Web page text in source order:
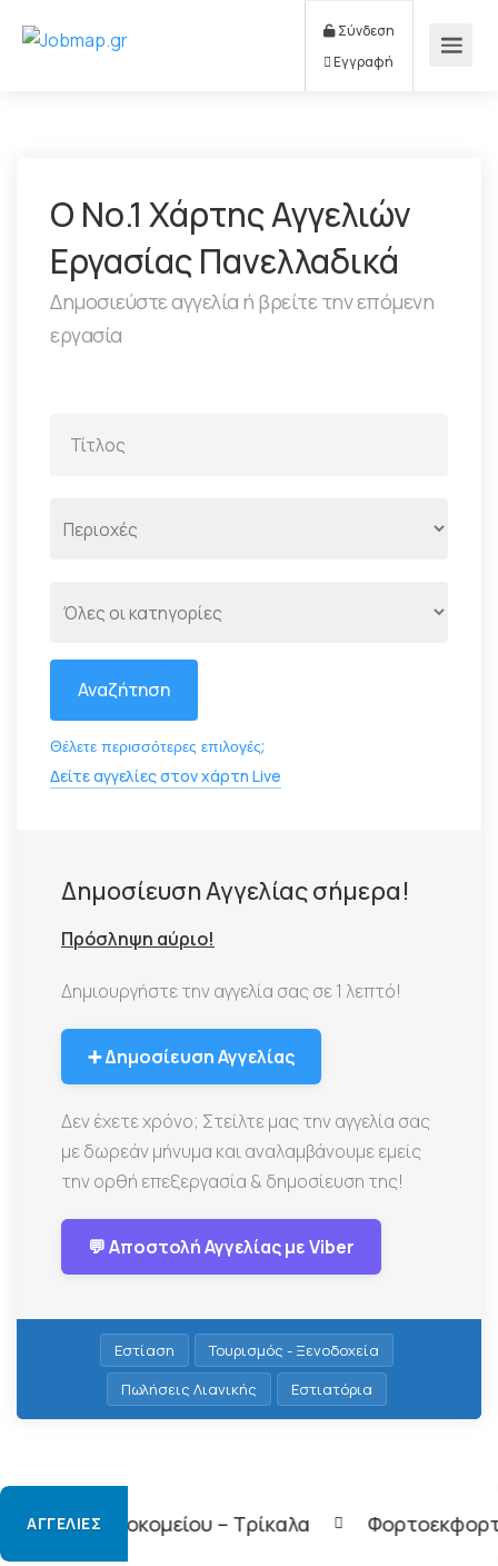
Σύνδεση
Εγγραφή
Ο Νο.1 Χάρτης Αγγελιών
Εργασίας Πανελλαδικά
Δημοσιεύστε αγγελία ή βρείτε την επόμενη
εργασία
Αναζήτηση
Θέλετε περισσότερες επιλογές;
Δείτε αγγελίες στον χάρτη Live
Δημοσίευση Αγγελίας σήμερα!
Πρόσληψη αύριο!
Δημιουργήστε την αγγελία σας σε 1 λεπτό!
➕ Δημοσίευση Αγγελίας
Δεν έχετε χρόνο; Στείλτε μας την αγγελία σας
με δωρεάν μήνυμα και αναλαμβάνουμε εμείς
την ορθή επεξεργασία & δημοσίευση της!
💬 Αποστολή Αγγελίας με Viber
Εστίαση
Τουρισμός - Ξενοδοχεία
Πωλήσεις Λιανικής
Εστιατόρια
ΑΓΓΕΛΊΕΣ
– Τρίκαλα Φορτοεκφορτωτές – Τρίκαλα